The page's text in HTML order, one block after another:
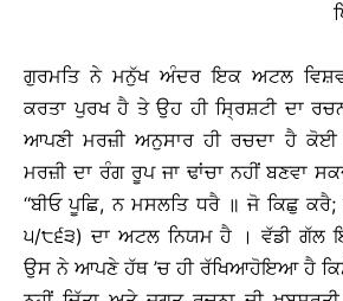
ਗੁਰਮਤਿ ਨੇ ਮਨੁੱਖ ਅੰਦਰ ਇਕ ਅਟਲ
ਕਰਤਾ ਪੁਰਖ ਹੈ ਤੇ ਉਹ ਹੀ ਸਿ੍ਰਸ਼ਟੀ ਦਾ
ਆਪਣੀ ਮਰਜ਼ੀ ਅਨੁਸਾਰ ਹੀ ਰਚਦਾ ਹੈ
ਮਰਜ਼ੀ ਦਾ ਰੰਗ ਰੂਪ ਜਾ ਢਾਂਚਾ ਨਹੀਂ ਬਣਵਾ
‘‘ਬੀਓ ਪੂਛਿ, ਨ ਮਸਲਤਿ ਧਰੈ ॥ ਜੋ ਕਿਛੁ
੫/੮੬੩) ਦਾ ਅਟਲ ਨਿਯਮ ਹੈ । ਵੱਡੀ ਗੱਲ
ਉਸ ਨੇ ਆਪਣੇ ਹੱਥ ’ਚ ਹੀ ਰੱਖਿਆਹੋਇਆ ਹੈ